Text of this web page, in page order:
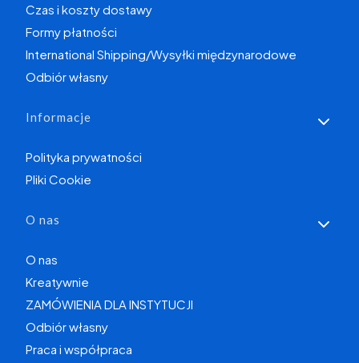
Czas i koszty dostawy
Formy płatności
International Shipping/Wysyłki międzynarodowe
Odbiór własny
Informacje
Polityka prywatności
Pliki Cookie
O nas
O nas
Kreatywnie
ZAMÓWIENIA DLA INSTYTUCJI
Odbiór własny
Praca i współpraca